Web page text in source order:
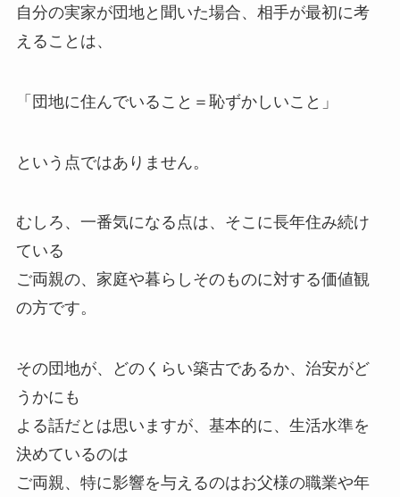
自分の実家が団地と聞いた場合、相手が最初に考
えることは、
「団地に住んでいること＝恥ずかしいこと」
という点ではありません。
むしろ、一番気になる点は、そこに長年住み続け
ている
ご両親の、家庭や暮らしそのものに対する価値観
の方です。
その団地が、どのくらい築古であるか、治安がど
うかにも
よる話だとは思いますが、基本的に、生活水準を
決めているのは
ご両親、特に影響を与えるのはお父様の職業や年